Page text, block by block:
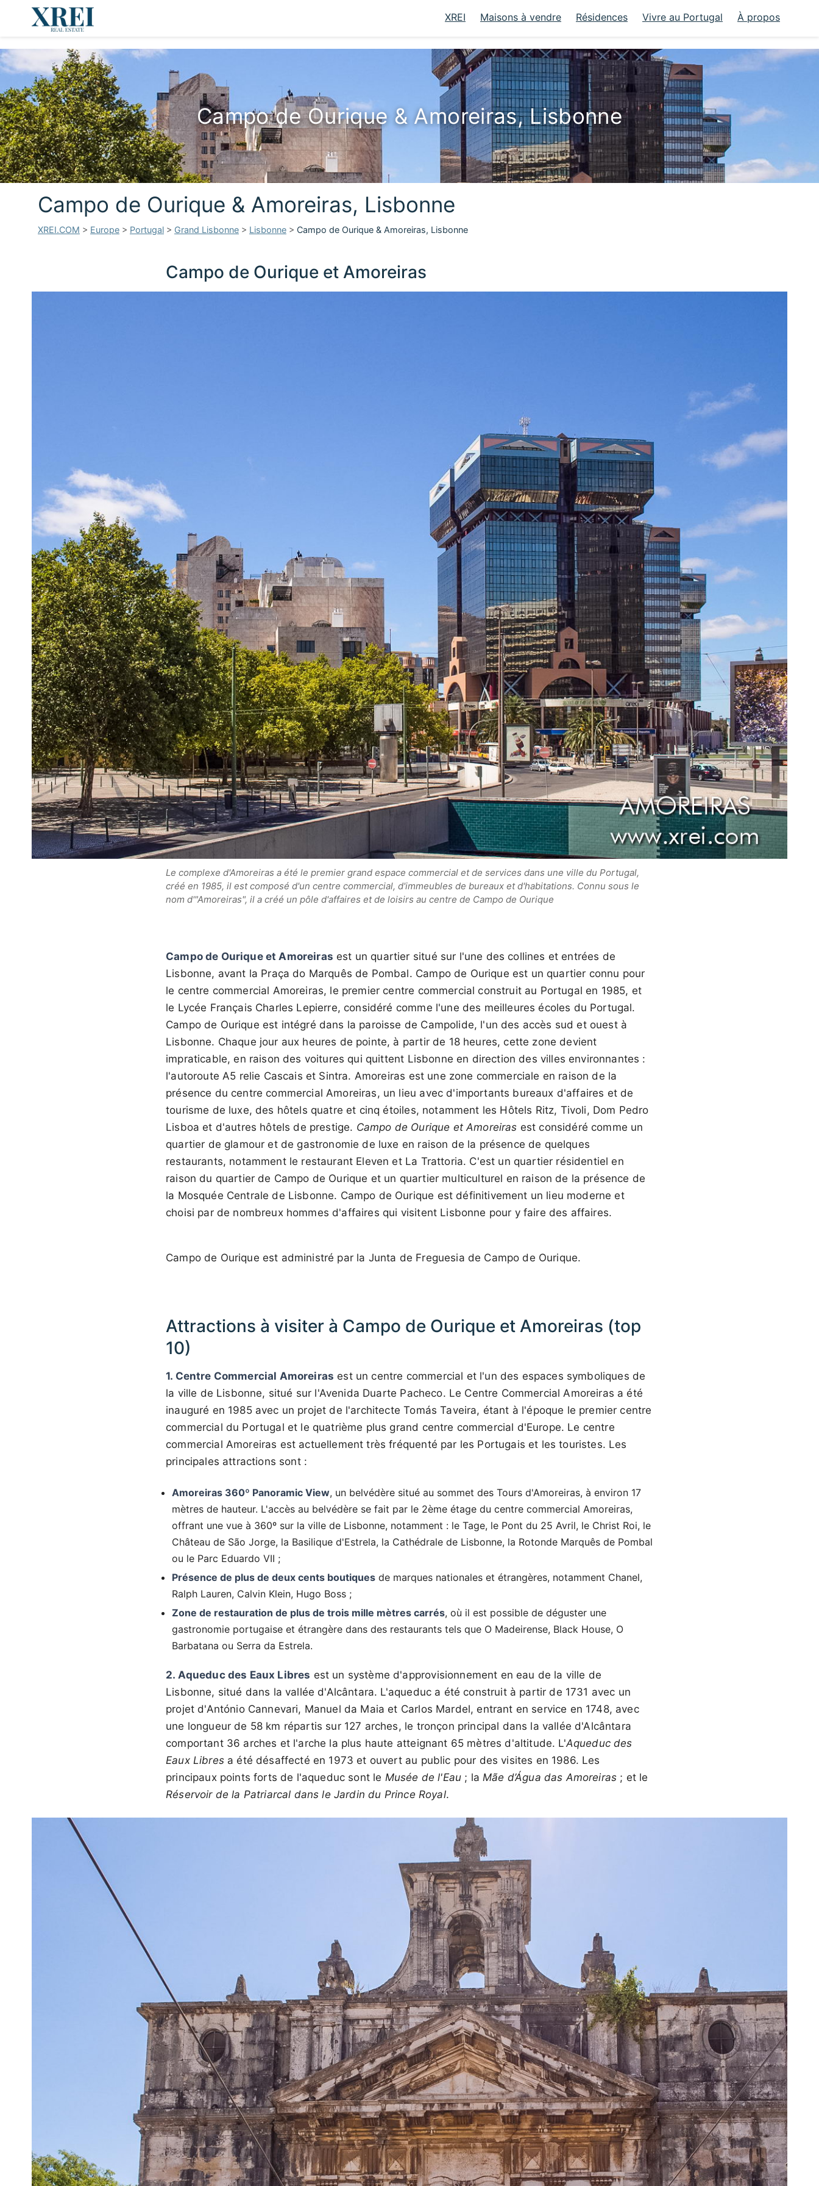
XREI Maisons à vendre Résidences Vivre au Portugal À propos
Campo de Ourique & Amoreiras, Lisbonne
Campo de Ourique & Amoreiras, Lisbonne
XREI.COM > Europe > Portugal > Grand Lisbonne > Lisbonne > Campo de Ourique & Amoreiras, Lisbonne
Campo de Ourique et Amoreiras
Le complexe d'Amoreiras a été le premier grand espace commercial et de services dans une ville du Portugal,
créé en 1985, il est composé d'un centre commercial, d'immeubles de bureaux et d'habitations. Connu sous le
nom d'"Amoreiras", il a créé un pôle d'affaires et de loisirs au centre de Campo de Ourique
Campo de Ourique et Amoreiras est un quartier situé sur l'une des collines et entrées de
Lisbonne, avant la Praça do Marquês de Pombal. Campo de Ourique est un quartier connu pour
le centre commercial Amoreiras, le premier centre commercial construit au Portugal en 1985, et
le Lycée Français Charles Lepierre, considéré comme l'une des meilleures écoles du Portugal.
Campo de Ourique est intégré dans la paroisse de Campolide, l'un des accès sud et ouest à
Lisbonne. Chaque jour aux heures de pointe, à partir de 18 heures, cette zone devient
impraticable, en raison des voitures qui quittent Lisbonne en direction des villes environnantes :
l'autoroute A5 relie Cascais et Sintra. Amoreiras est une zone commerciale en raison de la
présence du centre commercial Amoreiras, un lieu avec d'importants bureaux d'affaires et de
tourisme de luxe, des hôtels quatre et cinq étoiles, notamment les Hôtels Ritz, Tivoli, Dom Pedro
Lisboa et d'autres hôtels de prestige. Campo de Ourique et Amoreiras est considéré comme un
quartier de glamour et de gastronomie de luxe en raison de la présence de quelques
restaurants, notamment le restaurant Eleven et La Trattoria. C'est un quartier résidentiel en
raison du quartier de Campo de Ourique et un quartier multiculturel en raison de la présence de
la Mosquée Centrale de Lisbonne. Campo de Ourique est définitivement un lieu moderne et
choisi par de nombreux hommes d'affaires qui visitent Lisbonne pour y faire des affaires.
Campo de Ourique est administré par la Junta de Freguesia de Campo de Ourique.
Attractions à visiter à Campo de Ourique et Amoreiras (top
10)
1. Centre Commercial Amoreiras est un centre commercial et l'un des espaces symboliques de
la ville de Lisbonne, situé sur l'Avenida Duarte Pacheco. Le Centre Commercial Amoreiras a été
inauguré en 1985 avec un projet de l'architecte Tomás Taveira, étant à l'époque le premier centre
commercial du Portugal et le quatrième plus grand centre commercial d'Europe. Le centre
commercial Amoreiras est actuellement très fréquenté par les Portugais et les touristes. Les
principales attractions sont :
Amoreiras 360º Panoramic View, un belvédère situé au sommet des Tours d'Amoreiras, à environ 17
mètres de hauteur. L'accès au belvédère se fait par le 2ème étage du centre commercial Amoreiras,
offrant une vue à 360º sur la ville de Lisbonne, notamment : le Tage, le Pont du 25 Avril, le Christ Roi, le
Château de São Jorge, la Basilique d'Estrela, la Cathédrale de Lisbonne, la Rotonde Marquês de Pombal
ou le Parc Eduardo VII ;
Présence de plus de deux cents boutiques de marques nationales et étrangères, notamment Chanel,
Ralph Lauren, Calvin Klein, Hugo Boss ;
Zone de restauration de plus de trois mille mètres carrés, où il est possible de déguster une
gastronomie portugaise et étrangère dans des restaurants tels que O Madeirense, Black House, O
Barbatana ou Serra da Estrela.
2. Aqueduc des Eaux Libres est un système d'approvisionnement en eau de la ville de
Lisbonne, situé dans la vallée d'Alcântara. L'aqueduc a été construit à partir de 1731 avec un
projet d'António Cannevari, Manuel da Maia et Carlos Mardel, entrant en service en 1748, avec
une longueur de 58 km répartis sur 127 arches, le tronçon principal dans la vallée d'Alcântara
comportant 36 arches et l'arche la plus haute atteignant 65 mètres d'altitude. L'Aqueduc des
Eaux Libresa été désaffecté en 1973 et ouvert au public pour des visites en 1986. Les
principaux points forts de l'aqueduc sont le Musée de l'Eau ; laMãe d’Água das Amoreiras ; et le
Réservoir de la Patriarcal dans le Jardin du Prince Royal.